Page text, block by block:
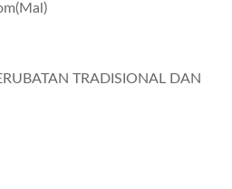
TRADISIONAL DAN